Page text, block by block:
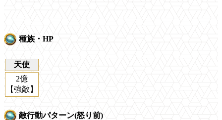
種族・HP
天使
2億
【強敵】
敵行動パターン(怒り前)